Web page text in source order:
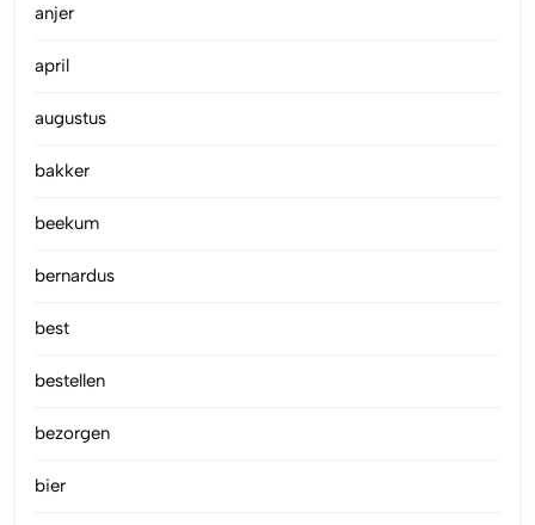
anjer
april
augustus
bakker
beekum
bernardus
best
bestellen
bezorgen
bier